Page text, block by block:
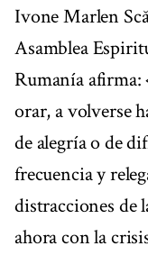
Ivone Marlen
Asamblea
Rumanía afirma:
orar, a volverse
de alegría o de
frecuencia y
distracciones de
ahora con la